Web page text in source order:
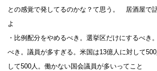
との感覚で発してるのかな？て思う。 居酒屋で
よ
・比例配分をやめるべき。選挙区だけにするべき
べき。議員が多すぎる。米国は13億人に対して
して500人。働かない国会議員が多いってこと